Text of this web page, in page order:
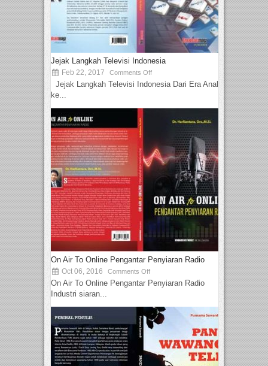
Jejak Langkah Televisi Indonesia
Feb 22, 2017 Comments Off
Jejak Langkah Televisi Indonesia Dari Era Analog
ke...
On Air To Online Pengantar Penyiaran Radio
Oct 06, 2016 Comments Off
On Air To Online Pengantar Penyiaran Radio
Industri siaran...